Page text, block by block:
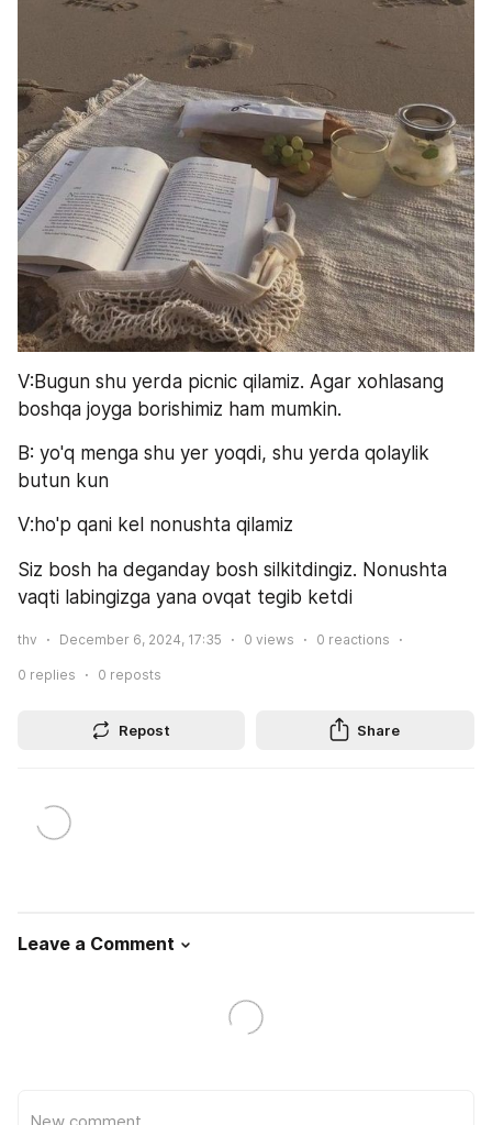
V:Bugun shu yerda picnic qilamiz. Agar xohlasang
boshqa joyga borishimiz ham mumkin.
B: yo'q menga shu yer yoqdi, shu yerda qolaylik
butun kun
V:ho'p qani kel nonushta qilamiz
Siz bosh ha deganday bosh silkitdingiz. Nonushta
vaqti labingizga yana ovqat tegib ketdi
thv December 6, 2024, 17:35 0 views 0 reactions
0 replies 0 reposts
Repost Share
Leave a Comment